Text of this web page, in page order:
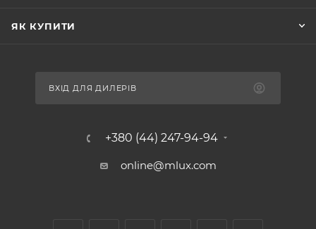
ЯК КУПИТИ
ВХІД ДЛЯ ДИЛЕРІВ
+380 (44) 247-94-94
online@mlux.com